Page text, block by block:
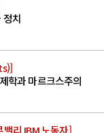
정치
학과 마르크스주의
리 IBM 노동자]